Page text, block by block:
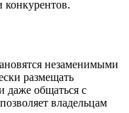
конкурентов.
незаменимыми
размещать
даже общаться с
владельцам